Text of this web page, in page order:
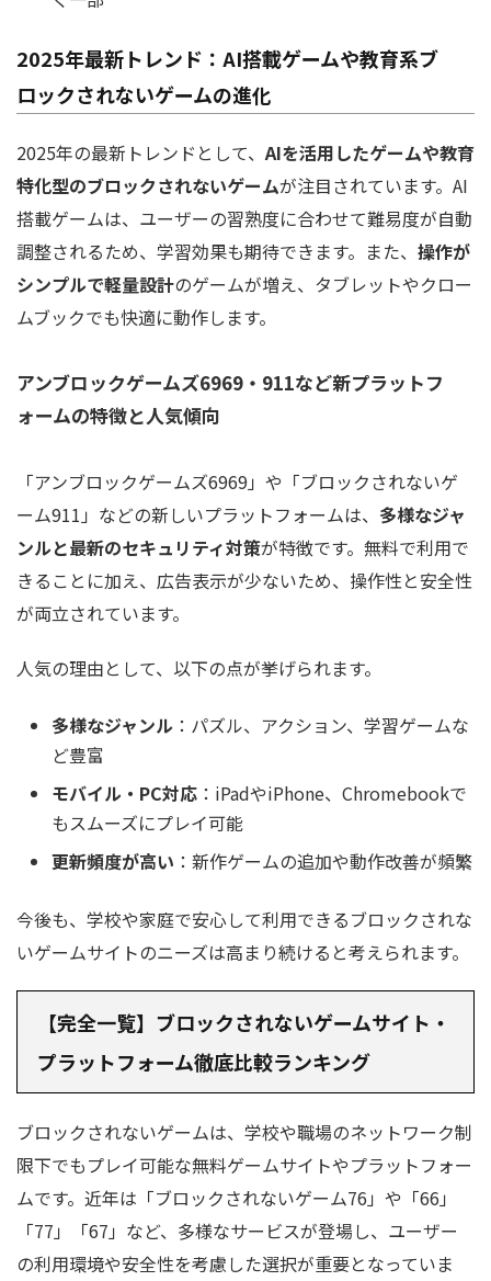
2025年最新トレンド：AI搭載ゲームや教育系ブ
ロックされないゲームの進化
2025年の最新トレンドとして、AIを活用したゲームや教育
特化型のブロックされないゲームが注目されています。AI
搭載ゲームは、ユーザーの習熟度に合わせて難易度が自動
調整されるため、学習効果も期待できます。また、 操作が
シンプルで軽量設計のゲームが増え、タブレットやクロー
ムブックでも快適に動作します。
アンブロックゲームズ6969・911など新プラットフ
ォームの特徴と人気傾向
「アンブロックゲームズ6969」や「ブロックされないゲ
ーム911」などの新しいプラットフォームは、 多様なジャ
ンルと最新のセキュリティ対策が特徴です。無料で利用で
きることに加え、広告表示が少ないため、操作性と安全性
が両立されています。
人気の理由として、以下の点が挙げられます。
多様なジャンル ：パズル、アクション、学習ゲームな
ど豊富
モバイル・PC対応 ：iPadやiPhone、Chromebookで
もスムーズにプレイ可能
更新頻度が高い ：新作ゲームの追加や動作改善が頻繁
今後も、学校や家庭で安心して利用できるブロックされな
いゲームサイトのニーズは高まり続けると考えられます。
【完全一覧】ブロックされないゲームサイト・
プラットフォーム徹底比較ランキング
ブロックされないゲームは、学校や職場のネットワーク制
限下でもプレイ可能な無料ゲームサイトやプラットフォー
ムです。近年は「ブロックされないゲーム76」や「66」
「77」「67」など、多様なサービスが登場し、ユーザー
の利用環境や安全性を考慮した選択が重要となっていま